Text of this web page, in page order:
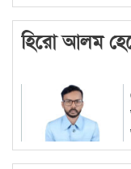
হিরো আলম